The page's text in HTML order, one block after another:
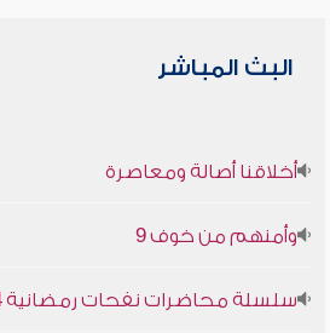
البث المباشر
أخلاقنا أصالة ومعاصرة
وأمنهم من خوف 9
سلسلة محاضرات نفحات رمضانية 1444هـ